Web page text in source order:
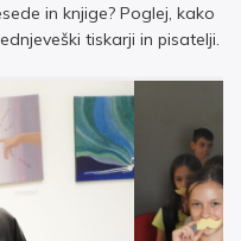
in knjige? Poglej, kako
tiskarji in pisatelji.